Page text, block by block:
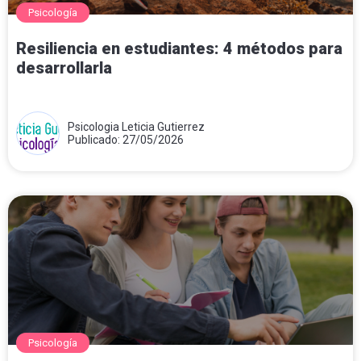
Psicología
Resiliencia en estudiantes: 4 métodos para
desarrollarla
Psicologia Leticia Gutierrez
Publicado: 27/05/2026
Psicología